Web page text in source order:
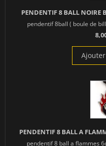
PENDENTIF 8 BALL NOIRE
pendentif 8ball ( boule de
PENDENTIF 8 BALL A
pendentif 8 ball a flammes